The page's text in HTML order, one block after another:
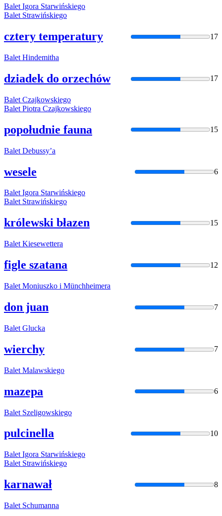
Balet Igora Starwińskiego
Balet Strawińskiego
cztery temperatury 17
Balet Hindemitha
dziadek do orzechów 17
Balet Czajkowskiego
Balet Piotra Czajkowskiego
popołudnie fauna 15
Balet Debussy’a
wesele 6
BaletIgora Starwińskiego
BaletStrawińskiego
królewski błazen 15
Balet Kiesewettera
figle szatana 12
Balet Moniuszko i Münchheimera
don juan 7
Balet Glucka
wierchy 7
Balet Malawskiego
mazepa 6
Balet Szeligowskiego
pulcinella 10
Balet Igora Starwińskiego
Balet Strawińskiego
karnawał 8
Balet Schumanna